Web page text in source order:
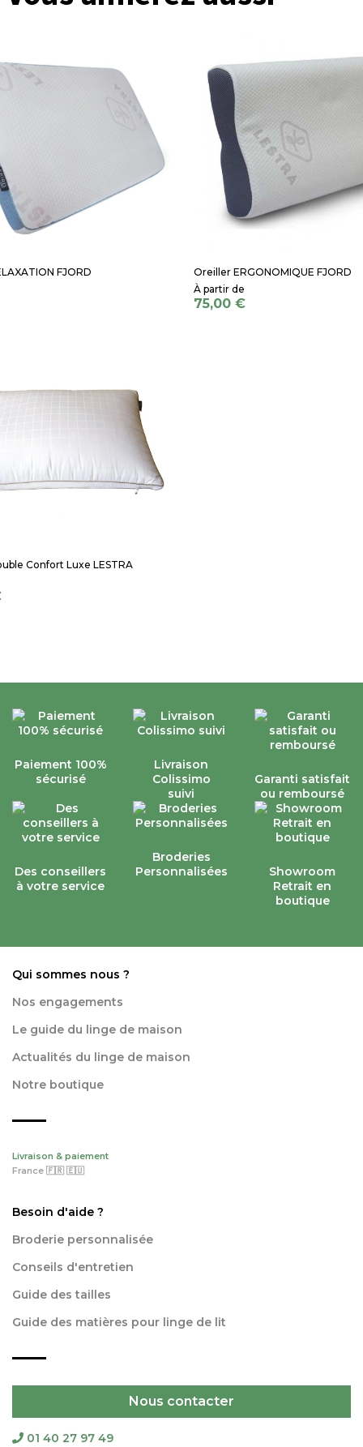
FJORD Oreiller ERGONOMIQUE FJORD
75,00 €
Confort Luxe LESTRA
Paiement 100%
sécurisé
Livraison
Colissimo
suivi
Garanti satisfait
ou remboursé
Des conseillers
à votre service
Broderies
Personnalisées
Showroom
Retrait en
boutique
Qui sommes nous ?
Nos engagements
Le guide du linge de maison
Actualités du linge de maison
Notre boutique
Livraison & paiement
France 🇫🇷 🇪🇺
Besoin d'aide ?
Broderie personnalisée
Conseils d'entretien
Guide des tailles
Guide des matières pour linge de lit
Nous contacter
01 40 27 97 49